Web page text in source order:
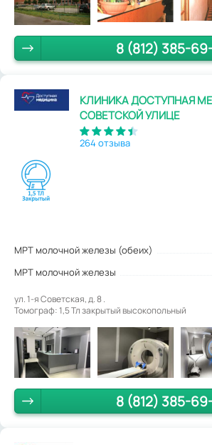
8 (812) 385-
КЛИНИКА ДОСТУПНАЯ
СОВЕТСКОЙ УЛИЦЕ
264 отзыва
МРТ молочной железы (обеих)
МРТ молочной железы
ул. 1-я Советская, д. 8 .
Томограф: 1,5 Тл закрытый высокопольный
8 (812) 385-